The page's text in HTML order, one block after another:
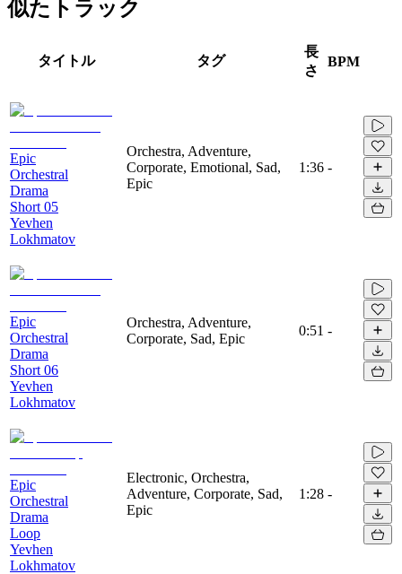
似たトラック
タイトル タグ
長
さ
BPM
Epic
Orchestral
Drama
Short 05
Yevhen
Lokhmatov
Orchestra, Adventure,
Corporate, Emotional, Sad,
Epic
1:36 -
Epic
Orchestral
Drama
Short 06
Yevhen
Lokhmatov
Orchestra, Adventure,
Corporate, Sad, Epic
0:51 -
Epic
Orchestral
Drama
Loop
Yevhen
Lokhmatov
Electronic, Orchestra,
Adventure, Corporate, Sad,
Epic
1:28 -